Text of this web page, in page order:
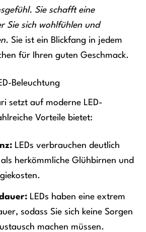
Sie schafft eine
Sie sich wohlfühlen und
Sie ist ein Blickfang in jedem
für Ihren guten Geschmack.
Beleuchtung
setzt auf moderne LED-
Vorteile bietet:
LEDs verbrauchen deutlich
herkömmliche Glühbirnen und
LEDs haben eine extrem
sodass Sie sich keine Sorgen
machen müssen.